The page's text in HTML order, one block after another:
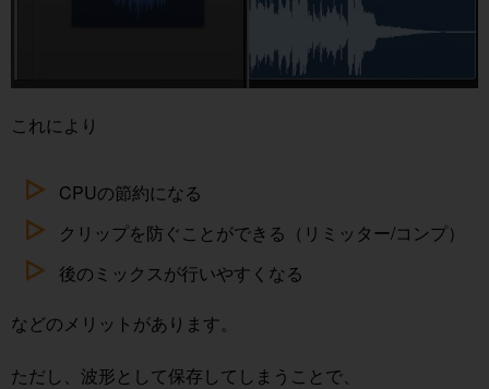
これにより
CPUの節約になる
クリップを防ぐことができる（リミッター/コンプ）
後のミックスが行いやすくなる
などのメリットがあります。
ただし、波形として保存してしまうことで、